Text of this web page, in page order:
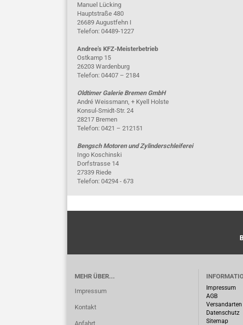
Manuel Lücking
Hauptstraße 480
26689 Augustfehn I
Telefon: 04489-1227
Andree's KFZ-Meisterbetrieb
Ostkamp 15
26203 Wardenburg
Telefon: 04407 – 2184
Oldtimer Galerie Bremen GmbH
André Weissmann, + Kyell Holste
Konsul-Smidt-Str. 24
28217 Bremen
Telefon: 0421 – 212151
Bengsch Motoren und Zylinderschleiferei
Ingo Koschinski
Dorfstrasse 14
27339 Riede
Telefon: 04294 - 673
MEHR ÜBER...
Impressum
Kontakt
Anfahrt
Impressum
AGB
Versandarten
Datenschutz
Sitemap